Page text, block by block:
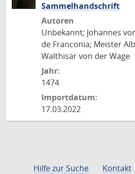
Sammelhandschrift
Autoren
Unbekannt; Johannes
de Franconia; Meister
Walthisar von der Wage
Jahr:
1474
Importdatum:
17.03.2022
Hilfe zur Suche Kontakt